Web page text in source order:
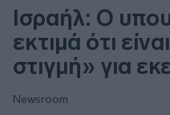
Ισραήλ: Ο
εκτιμά ότι
στιγμή» για
Newsroom